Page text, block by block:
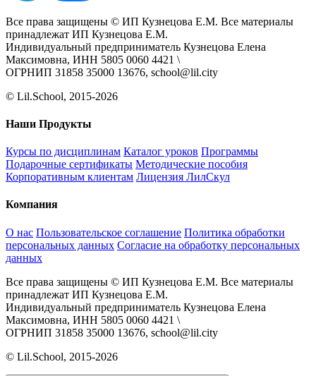
Все права защищены © ИП Кузнецова Е.М. Все материалы
принадлежат ИП Кузнецова Е.М.
Индивидуальный предприниматель Кузнецова Елена
Максимовна, ИНН 5805 0060 4421 \
ОГРНИП 31858 35000 13676, school@lil.city
© Lil.School, 2015‐2026
Наши Продукты
Курсы по дисциплинам Каталог уроков Программы
Подарочные сертификаты Методические пособия
Корпоративным клиентам Лицензия ЛилСкул
Компания
О нас Пользовательское соглашение Политика обработки
персональных данных Согласие на обработку персональных
данных
Все права защищены © ИП Кузнецова Е.М. Все материалы
принадлежат ИП Кузнецова Е.М.
Индивидуальный предприниматель Кузнецова Елена
Максимовна, ИНН 5805 0060 4421 \
ОГРНИП 31858 35000 13676, school@lil.city
© Lil.School, 2015‐2026